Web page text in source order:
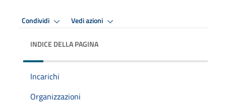
Condividi Vedi azioni
INDICE DELLA PAGINA
Incarichi
Organizzazioni